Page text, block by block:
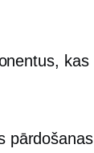
kas
pārdošanas